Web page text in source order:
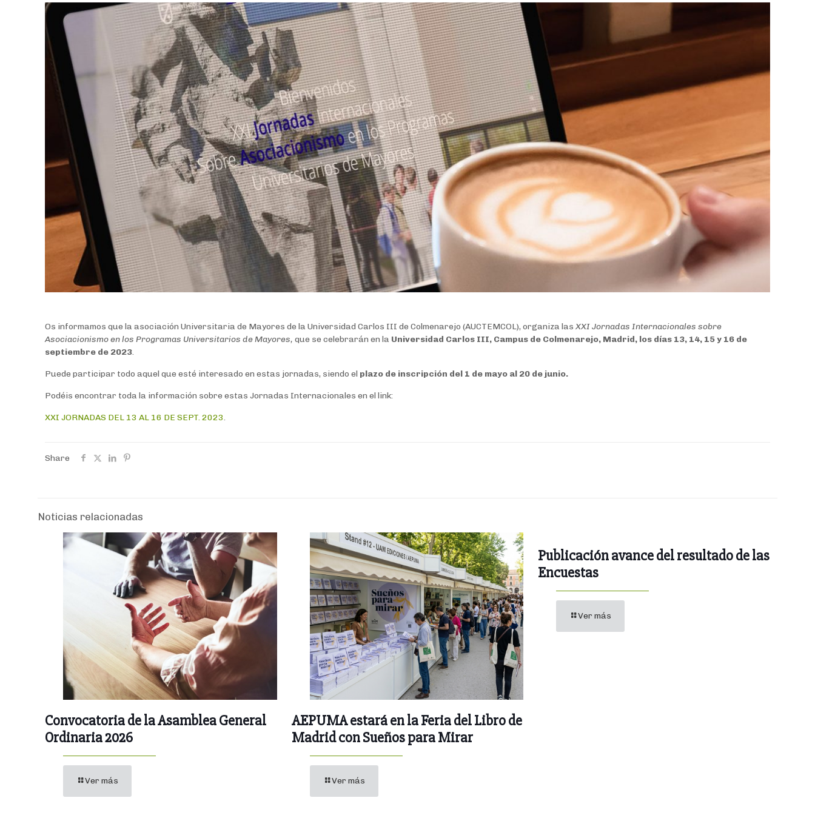
Os informamos que la asociación Universitaria de Mayores de la Universidad Carlos III de Colmenarejo (AUCTEMCOL), organiza lasXXI Jornadas Internacionales sobre
Asociacionismo en los Programas Universitarios de Mayores, que se celebrarán en la Universidad Carlos III, Campus de Colmenarejo, Madrid, los días 13, 14, 15 y 16 de
septiembre de 2023.
Puede participar todo aquel que esté interesado en estas jornadas, siendo el plazo de inscripción del 1 de mayo al 20 de junio.
Podéis encontrar toda la información sobre estas Jornadas Internacionales en el link:
XXI JORNADAS DEL 13 AL 16 DE SEPT. 2023.
Share
Noticias relacionadas
Convocatoria de la Asamblea General
Ordinaria 2026
Ver más
AEPUMA estará en la Feria del Libro de
Madrid con Sueños para Mirar
Ver más
Publicación avance del resultado de las
Encuestas
Ver más